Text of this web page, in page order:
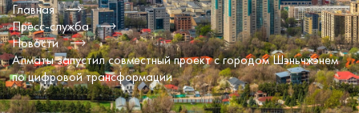
Главная
Пресс-служба
Новости
Алматы запустил совместный проект с городом Шэньчжэнем
по цифровой трансформации